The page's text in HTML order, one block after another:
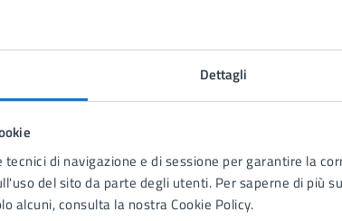
Dettagli
di navigazione e di sessione per garantire la
del sito da parte degli utenti. Per saperne di più
alcuni, consulta la nostra Cookie Policy.